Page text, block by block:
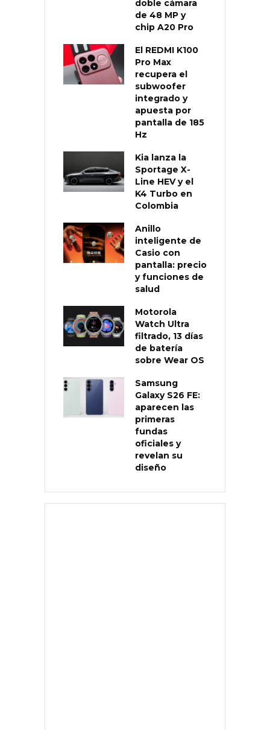
doble cámara
de 48 MP y
chip A20 Pro
El REDMI K100
Pro Max
recupera el
subwoofer
integrado y
apuesta por
pantalla de 185
Hz
Kia lanza la
Sportage X-
Line HEV y el
K4 Turbo en
Colombia
Anillo
inteligente de
Casio con
pantalla: precio
y funciones de
salud
Motorola
Watch Ultra
filtrado, 13 días
de batería
sobre Wear OS
Samsung
Galaxy S26 FE:
aparecen las
primeras
fundas
oficiales y
revelan su
diseño